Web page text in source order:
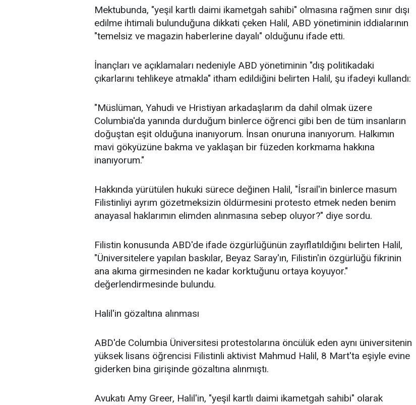
Mektubunda, "yeşil kartlı daimi ikametgah sahibi" olmasına rağmen sınır dışı
edilme ihtimali bulunduğuna dikkati çeken Halil, ABD yönetiminin iddialarının
"temelsiz ve magazin haberlerine dayalı" olduğunu ifade etti.
İnançları ve açıklamaları nedeniyle ABD yönetiminin "dış politikadaki
çıkarlarını tehlikeye atmakla" itham edildiğini belirten Halil, şu ifadeyi kullandı:
"Müslüman, Yahudi ve Hristiyan arkadaşlarım da dahil olmak üzere
Columbia'da yanında durduğum binlerce öğrenci gibi ben de tüm insanların
doğuştan eşit olduğuna inanıyorum. İnsan onuruna inanıyorum. Halkımın
mavi gökyüzüne bakma ve yaklaşan bir füzeden korkmama hakkına
inanıyorum."
Hakkında yürütülen hukuki sürece değinen Halil, "İsrail'in binlerce masum
Filistinliyi ayrım gözetmeksizin öldürmesini protesto etmek neden benim
anayasal haklarımın elimden alınmasına sebep oluyor?" diye sordu.
Filistin konusunda ABD'de ifade özgürlüğünün zayıflatıldığını belirten Halil,
"Üniversitelere yapılan baskılar, Beyaz Saray'ın, Filistin'in özgürlüğü fikrinin
ana akıma girmesinden ne kadar korktuğunu ortaya koyuyor."
değerlendirmesinde bulundu.
Halil'in gözaltına alınması
ABD'de Columbia Üniversitesi protestolarına öncülük eden aynı üniversitenin
yüksek lisans öğrencisi Filistinli aktivist Mahmud Halil, 8 Mart'ta eşiyle evine
giderken bina girişinde gözaltına alınmıştı.
Avukatı Amy Greer, Halil'in, "yeşil kartlı daimi ikametgah sahibi" olarak